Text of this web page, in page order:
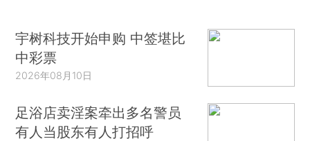
宇树科技开始申购 中签堪比
中彩票
2026年08月10日
足浴店卖淫案牵出多名警员
有人当股东有人打招呼